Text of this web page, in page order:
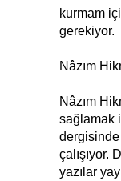
kurmam
gerekiyor.
Nâzım
Nâzım
sağlamak
çalışıyor.
yazılar